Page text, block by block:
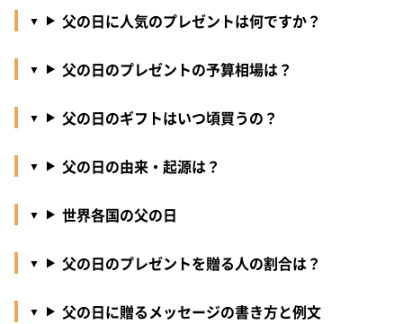
父の日に人気のプレゼントは何ですか？
父の日のプレゼントの予算相場は？
父の日のギフトはいつ頃買うの？
父の日の由来・起源は？
世界各国の父の日
父の日のプレゼントを贈る人の割合は？
父の日に贈るメッセージの書き方と例文